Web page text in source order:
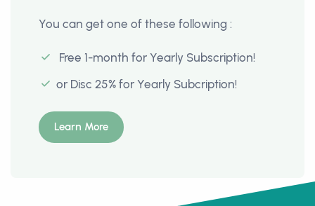
You can get one of these following :
Free 1-month for Yearly Subscription!
or Disc 25% for Yearly Subcription!
Learn More